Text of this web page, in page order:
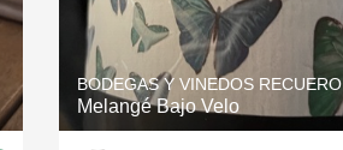
Hops
Sour Beer
Islay
BODEGAS Y VINEDOS RECUERO
Melangé Bajo Velo